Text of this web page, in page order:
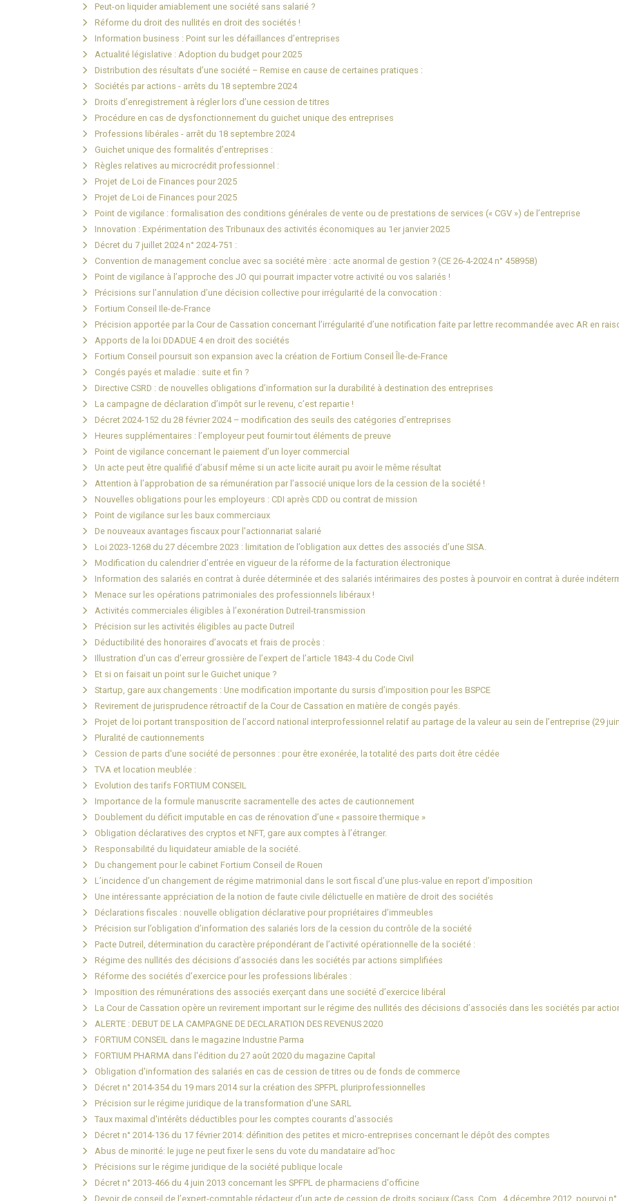
Peut-on liquider amiablement une société sans salarié ?
Réforme du droit des nullités en droit des sociétés !
Information business : Point sur les défaillances d’entreprises
Actualité législative : Adoption du budget pour 2025
Distribution des résultats d’une société – Remise en cause de certaines pratiques :
Sociétés par actions - arrêts du 18 septembre 2024
Droits d’enregistrement à régler lors d’une cession de titres
Procédure en cas de dysfonctionnement du guichet unique des entreprises
Professions libérales - arrêt du 18 septembre 2024
Guichet unique des formalités d’entreprises :
Règles relatives au microcrédit professionnel :
Projet de Loi de Finances pour 2025
Projet de Loi de Finances pour 2025
Point de vigilance : formalisation des conditions générales de vente ou de prestations de services (« CGV ») de l’entreprise
Innovation : Expérimentation des Tribunaux des activités économiques au 1er janvier 2025
Décret du 7 juillet 2024 n° 2024-751 :
Convention de management conclue avec sa société mère : acte anormal de gestion ? (CE 26-4-2024 n° 458958)
Point de vigilance à l’approche des JO qui pourrait impacter votre activité ou vos salariés !
Précisions sur l’annulation d’une décision collective pour irrégularité de la convocation :
Fortium Conseil Ile-de-France
Précision apportée par la Cour de Cassation concernant l’irrégularité d’une notification faite par lettre recommandée avec AR en
Apports de la loi DDADUE 4 en droit des sociétés
Fortium Conseil poursuit son expansion avec la création de Fortium Conseil Île-de-France
Congés payés et maladie : suite et fin ?
Directive CSRD : de nouvelles obligations d’information sur la durabilité à destination des entreprises
La campagne de déclaration d’impôt sur le revenu, c’est repartie !
Décret 2024-152 du 28 février 2024 – modification des seuils des catégories d’entreprises
Heures supplémentaires : l’employeur peut fournir tout éléments de preuve
Point de vigilance concernant le paiement d’un loyer commercial
Un acte peut être qualifié d’abusif même si un acte licite aurait pu avoir le même résultat
Attention à l’approbation de sa rémunération par l’associé unique lors de la cession de la société !
Nouvelles obligations pour les employeurs : CDI après CDD ou contrat de mission
Point de vigilance sur les baux commerciaux
De nouveaux avantages fiscaux pour l'actionnariat salarié
Loi 2023-1268 du 27 décembre 2023 : limitation de l’obligation aux dettes des associés d’une SISA.
Modification du calendrier d’entrée en vigueur de la réforme de la facturation électronique
Information des salariés en contrat à durée déterminée et des salariés intérimaires des postes à pourvoir en contrat à durée
Menace sur les opérations patrimoniales des professionnels libéraux !
Activités commerciales éligibles à l’exonération Dutreil-transmission
Précision sur les activités éligibles au pacte Dutreil
Déductibilité des honoraires d’avocats et frais de procès :
Illustration d’un cas d’erreur grossière de l’expert de l’article 1843-4 du Code Civil
Et si on faisait un point sur le Guichet unique ?
Startup, gare aux changements : Une modification importante du sursis d’imposition pour les BSPCE
Revirement de jurisprudence rétroactif de la Cour de Cassation en matière de congés payés.
Projet de loi portant transposition de l’accord national interprofessionnel relatif au partage de la valeur au sein de l’entreprise (29
Pluralité de cautionnements
Cession de parts d'une société de personnes : pour être exonérée, la totalité des parts doit être cédée
TVA et location meublée :
Evolution des tarifs FORTIUM CONSEIL
Importance de la formule manuscrite sacramentelle des actes de cautionnement
Doublement du déficit imputable en cas de rénovation d’une « passoire thermique »
Obligation déclaratives des cryptos et NFT, gare aux comptes à l’étranger.
Responsabilité du liquidateur amiable de la société.
Du changement pour le cabinet Fortium Conseil de Rouen
L’incidence d’un changement de régime matrimonial dans le sort fiscal d’une plus-value en report d’imposition
Une intéressante appréciation de la notion de faute civile délictuelle en matière de droit des sociétés
Déclarations fiscales : nouvelle obligation déclarative pour propriétaires d’immeubles
Précision sur l’obligation d’information des salariés lors de la cession du contrôle de la société
Pacte Dutreil, détermination du caractère prépondérant de l’activité opérationnelle de la société :
Régime des nullités des décisions d’associés dans les sociétés par actions simplifiées
Réforme des sociétés d’exercice pour les professions libérales :
Imposition des rémunérations des associés exerçant dans une société d’exercice libéral
La Cour de Cassation opère un revirement important sur le régime des nullités des décisions d’associés dans les sociétés par
ALERTE : DEBUT DE LA CAMPAGNE DE DECLARATION DES REVENUS 2020
FORTIUM CONSEIL dans le magazine Industrie Parma
FORTIUM PHARMA dans l'édition du 27 août 2020 du magazine Capital
Obligation d'information des salariés en cas de cession de titres ou de fonds de commerce
Décret n° 2014-354 du 19 mars 2014 sur la création des SPFPL pluriprofessionnelles
Précision sur le régime juridique de la transformation d'une SARL
Taux maximal d'intérêts déductibles pour les comptes courants d'associés
Décret n° 2014-136 du 17 février 2014: définition des petites et micro-entreprises concernant le dépôt des comptes
Abus de minorité: le juge ne peut fixer le sens du vote du mandataire ad'hoc
Précisions sur le régime juridique de la société publique locale
Décret n° 2013-466 du 4 juin 2013 concernant les SPFPL de pharmaciens d'officine
Devoir de conseil de l’expert-comptable rédacteur d’un acte de cession de droits sociaux (Cass. Com., 4 décembre 2012, pourvoi n°